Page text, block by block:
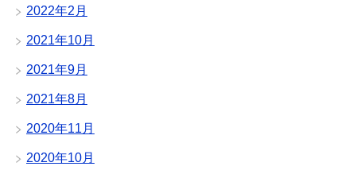
2022年2月
2021年10月
2021年9月
2021年8月
2020年11月
2020年10月